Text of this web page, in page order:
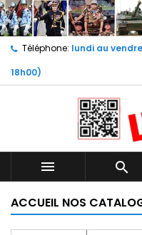
Téléphone: lundi au
18h00)
 
ACCUEIL NOS